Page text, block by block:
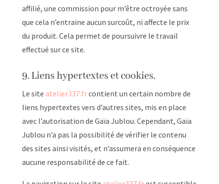
affilié, une commission pour m’être octroyée sans
que cela n’entraine aucun surcoût, ni affecte le prix
du produit. Cela permet de poursuivre le travail
effectué sur ce site.
9. Liens hypertextes et cookies.
Le site atelier337.frcontient un certain nombre de
liens hypertextes vers d’autres sites, mis en place
avec l’autorisation de Gaïa Jublou. Cependant, Gaïa
Jublou n’a pas la possibilité de vérifier le contenu
des sites ainsi visités, et n’assumera en conséquence
aucune responsabilité de ce fait.